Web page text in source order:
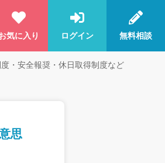
気に入り
ログイン 無料相談
・安全報奨・休日取得制度など
思